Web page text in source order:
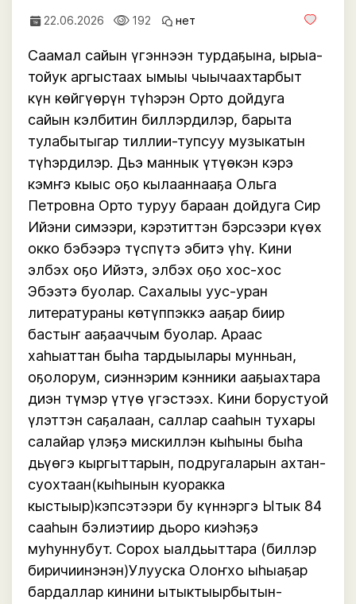
22.06.2026 192 нет
Саамал сайын үгэннээн турдаҕына, ырыа-
тойук аргыстаах ымыы чыычаахтарбыт
күн көйгүөрүн түһэрэн Орто дойдуга
сайын кэлбитин биллэрдилэр, барыта
тулабытыгар тиллии-тупсуу музыкатын
түһэрдилэр. Дьэ маннык үтүөкэн кэрэ
кэмҥэ кыыс оҕо кылааннааҕа Ольга
Петровна Орто туруу бараан дойдуга Сир
Ийэни симээри, кэрэтиттэн бэрсээри күөх
окко бэбээрэ түспүтэ эбитэ үһү. Кини
элбэх оҕо Ийэтэ, элбэх оҕо хос-хос
Эбээтэ буолар. Сахалыы уус-уран
литератураны көтүппэккэ ааҕар биир
бастыҥ ааҕааччым буолар. Араас
хаһыаттан быһа тардыылары мунньан,
оҕолорум, сиэннэрим кэнники ааҕыахтара
диэн түмэр үтүө үгэстээх. Кини борустуой
үлэттэн саҕалаан, саллар сааһын тухары
салайар үлэҕэ мискиллэн кыһыны быһа
дьүөгэ кыргыттарын, подругаларын ахтан-
суохтаан(кыһынын куоракка
кыстыыр)кэпсэтээри бу күннэргэ Ытык 84
сааһын бэлиэтиир дьоро киэһэҕэ
муһуннубут. Сорох ыалдьыттара (биллэр
биричиинэнэн)Улууска Олоҥхо ыһыаҕар
бардаллар кинини ытыктыырбытын-